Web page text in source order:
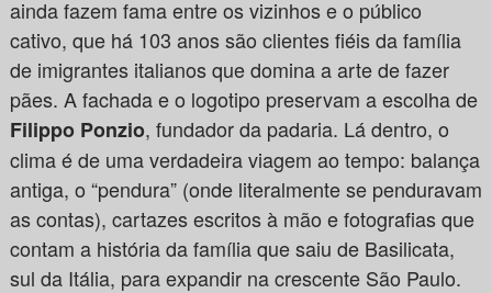
ainda fazem fama entre os vizinhos e o público
cativo, que há 103 anos são clientes fiéis da família
de imigrantes italianos que domina a arte de fazer
pães. A fachada e o logotipo preservam a escolha de
Filippo Ponzio, fundador da padaria. Lá dentro, o
clima é de uma verdadeira viagem ao tempo: balança
antiga, o “pendura” (onde literalmente se penduravam
as contas), cartazes escritos à mão e fotografias que
contam a história da família que saiu de Basilicata,
sul da Itália, para expandir na crescente São Paulo.